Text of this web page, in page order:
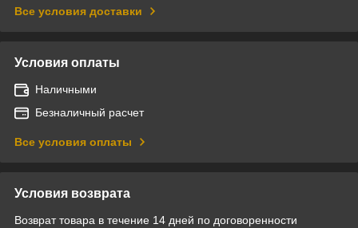
Все условия доставки
Условия оплаты
Наличными
Безналичный расчет
Все условия оплаты
Условия возврата
Возврат товара в течение 14 дней по договоренности